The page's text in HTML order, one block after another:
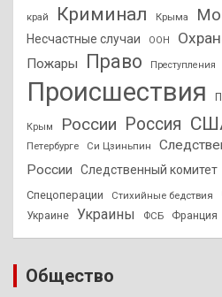
край Криминал Крыма
Несчастные случаи ООН
Пожары Право Преступления
Происшествия
Крым России Россия
Петербурге
Си Цзиньпин
России
Следственный комитет
Спецоперации Стихийные бедствия
Украине Украины ФСБ Франция
Общество